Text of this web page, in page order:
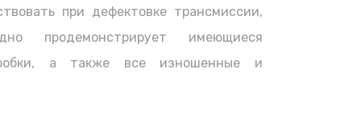
при дефектовке трансмиссии,
продемонстрирует имеющиеся
а также все изношенные и